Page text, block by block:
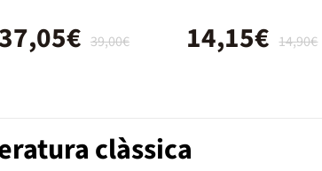
39,00€ 14,90€
14,15€
clàssica